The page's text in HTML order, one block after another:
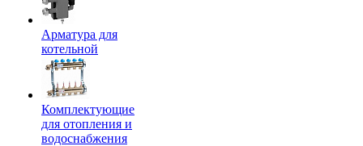
Арматура для
котельной
Комплектующие
для отопления и
водоснабжения